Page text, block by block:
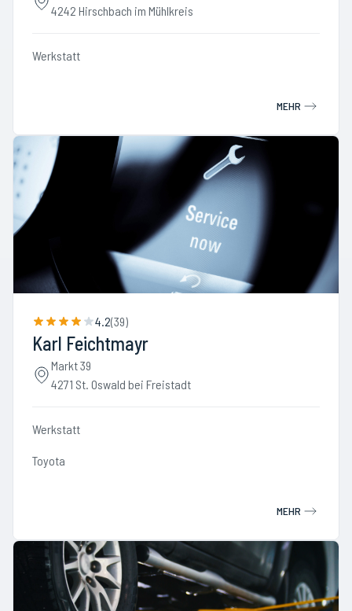
4242 Hirschbach im Mühlkreis
Werkstatt
MEHR
4.2(39)
Karl Feichtmayr
Markt 39
4271 St. Oswald bei Freistadt
Werkstatt
Toyota
MEHR